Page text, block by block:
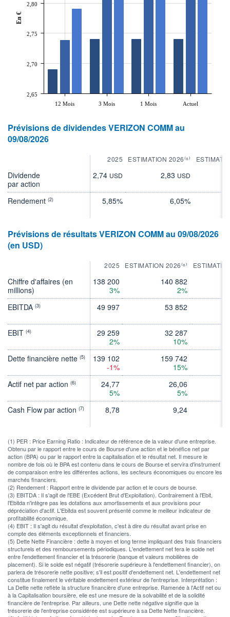
12 Mois 3 Mois 1 Mois Actuel
2,65
2,70
2,75
2,80
En €
Prévisions de dividendes VERIZON COMM au
09/08/2026
2025 ESTIMATION 2026⁽⁸⁾
Dividende
par action
2,74 USD 2,83 USD
Rendement (2) 5,85% 6,05%
Prévisions de résultats VERIZON COMM au 09/08/2026
(en USD)
2025 ESTIMATION 2026⁽⁸⁾
Chiffre d'affaires (en
millions)
138 200
3%
140 882
2%
EBITDA (3) 49 997 53 852
EBIT (4)
29 259
2%
32 287
10%
Dette financière nette (5)
139 102
-1%
159 742
15%
Actif net par action (6)
24,77
5%
26,06
5%
Cash Flow par action (7) 8,78 9,24
(1) PER : Price Earning Ratio : Indicateur de référence de la valeur d'une entreprise.
Obtenu par le rapport entre le cours de Bourse d'une action et le bénéfice net par
action (BPA) ou par le rapport entre la capitalisation et le résultat net. Il mesure le
nombre de fois où le BPA est contenu dans le cours de Bourse et servira d'instrument
de comparaison entre les différentes actions, les secteurs économiques ou encore les
marchés financiers.
(2) Rendement : Rapport entre le dividende par action et le cours de bourse.
(3) EBITDA : Il s'agit de l'EBE (Excédent Brut d'Exploitation). Contrairement à l'Ebit,
l'Ebitda n'intègre pas les dotations aux amortissements et aux provisions pour
dépréciation d'actif. L'Ebitda est souvent présenté comme le meilleur indicateur de
profitabilité économique.
(4) EBIT : Il s'agit du résultat d'exploitation, c'est à dire du résultat avant prise en
compte des éléments exceptionnels et financiers.
(5) Dette Nette Financière : dette à moyen et long terme impliquant des frais financiers
structurels et des remboursements périodiques. L'endettement net fera le solde net
entre l'endettement financier et la trésorerie (banque et valeurs mobilières de
placement). Si le solde est négatif (trésorerie supérieure à l'endettement financier), on
parlera de trésorerie nette positive; s'il est positif d'endettement net. L'endettement net
constitue finalement le véritable endettement extérieur de l'entreprise. Interprétation :
La Dette nette reflète la structure financière d'une entreprise. Ramenée à l'Actif net ou
à la Capitalisation boursière, elle est une mesure de la solvabilité et de la solidité
financière de l'entreprise. Par ailleurs, une Dette nette négative signifie que la
trésorerie de l'entreprise considérée est supérieure à sa Dette Nette financière.